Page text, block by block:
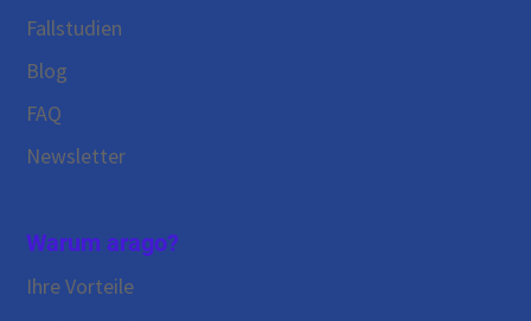
Warum arago?
Ihre Vorteile
Fallstudien
Blog
FAQ
Newsletter